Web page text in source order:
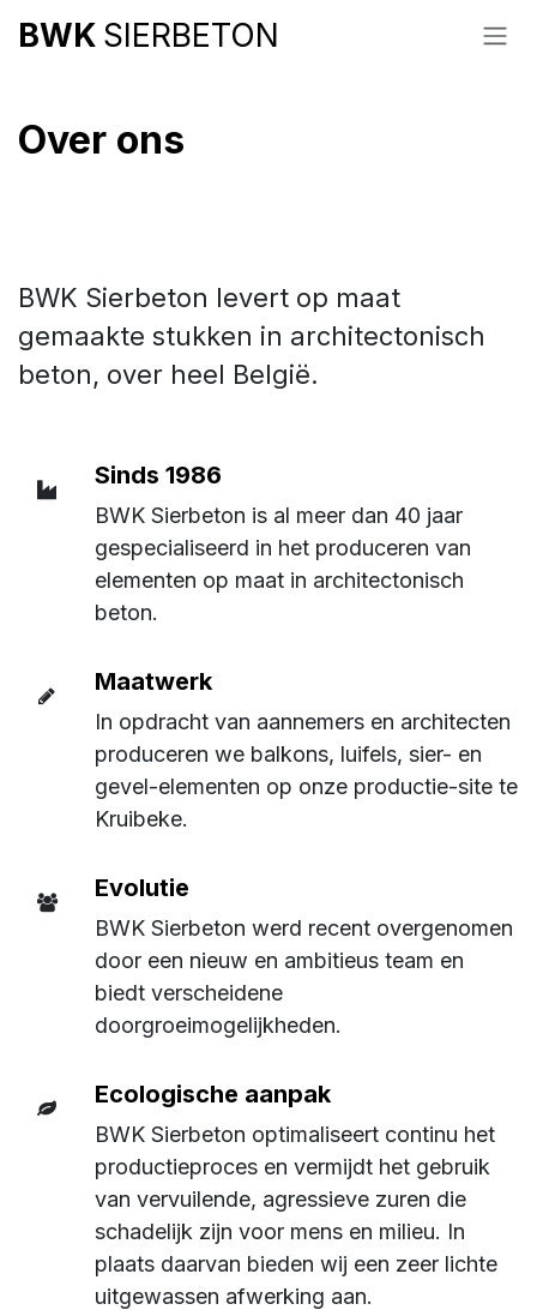
BWK SIERBETON
Over ons
BWK Sierbeton levert op maat
gemaakte stukken in architectonisch ​
beton, over heel België.
Sinds 1986
BWK Sierbeton is al meer dan 40 jaar
gespecialiseerd in het produceren van
elementen op maat in architectonisch
beton.
Maatwerk
In opdracht van aannemers en architecten
produceren we balkons, luifels, sier- en
gevel-elementen op onze productie-site te
Kruibeke.
Evolutie
BWK Sierbeton werd recent overgenomen
door een nieuw en ambitieus team en
biedt verscheidene
doorgroeimogelijkheden.
Ecologische aanpak
BWK Sierbeton optimaliseert continu het
productieproces en vermijdt het gebruik
van vervuilende, agressieve zuren die
schadelijk zijn voor mens en milieu. In
plaats daarvan bieden wij een zeer lichte
uitgewassen afwerking aan.